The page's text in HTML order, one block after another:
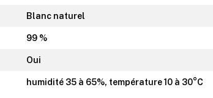
Blanc naturel
99 %
Oui
humidité 35 à 65%, température 10 à 30°C